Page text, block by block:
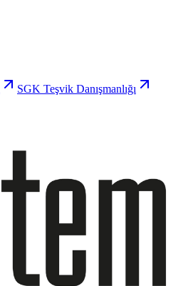
SGK Teşvik Danışmanlığı